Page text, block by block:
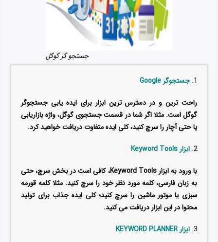
جستجو گر گوگل
جستجوگر Google
راحت ترین و در دسترس ترین ابزار برای ایده یابی جستجوگر
گوگل است. مثلا اگر شما در قسمت جستجوی گوگل، واژه بازاریابی
یا حتی آچار را سرچ کنید، کلی ایده متفاوت دریافت خواهید کرد.
ابزار Keyword Tools
با ورود به ابزار Keyword Tools، کافی است در بخش سرچ، حتی
به زبان فارسی، کلمه مورد نظر خود را سرچ کنید. مثلا کلمه قورمه
سبزی یا موتور ماشین را سرچ کنید؛ کلی ایده جذاب برای تولید
محتوا در این ابزار دریافت می کنید.
ابزار KEYWORD PLANNER